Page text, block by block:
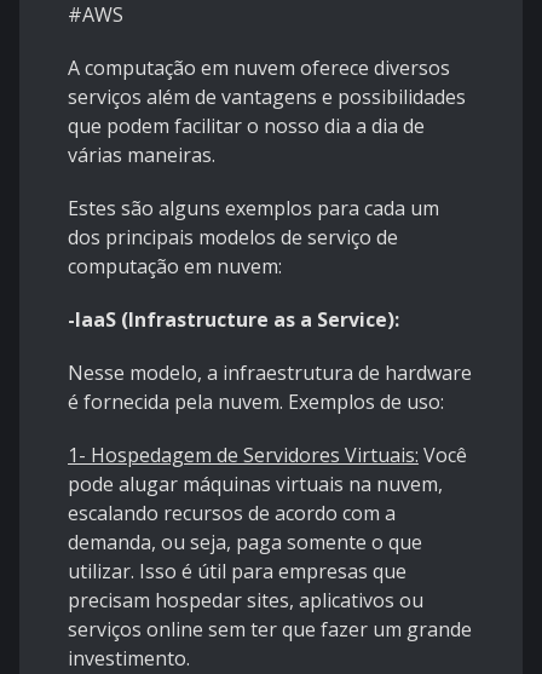
#AWS
A computação em nuvem oferece diversos
serviços além de vantagens e possibilidades
que podem facilitar o nosso dia a dia de
várias maneiras.
Estes são alguns exemplos para cada um
dos principais modelos de serviço de
computação em nuvem:
-IaaS (Infrastructure as a Service):
Nesse modelo, a infraestrutura de hardware
é fornecida pela nuvem. Exemplos de uso:
1- Hospedagem de Servidores Virtuais: Você
pode alugar máquinas virtuais na nuvem,
escalando recursos de acordo com a
demanda, ou seja, paga somente o que
utilizar. Isso é útil para empresas que
precisam hospedar sites, aplicativos ou
serviços online sem ter que fazer um grande
investimento.